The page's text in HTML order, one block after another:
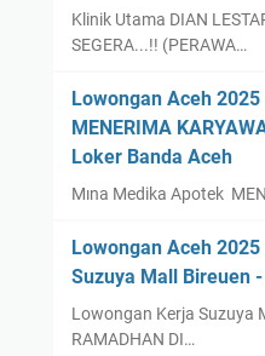
Klinik Utama DIAN
SEGERA...!! (PERAWA…
Lowongan Aceh
MENERIMA
Loker Banda Aceh
Mına Medika Apotek
Lowongan Aceh
Suzuya Mall Bireuen
Lowongan Kerja Suzuya
RAMADHAN DI…